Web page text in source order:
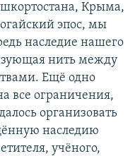
Крыма,
эпос, мы
наследие нашего
нить между
Ещё одно
все ограничения,
организовать
наследию
учёного,